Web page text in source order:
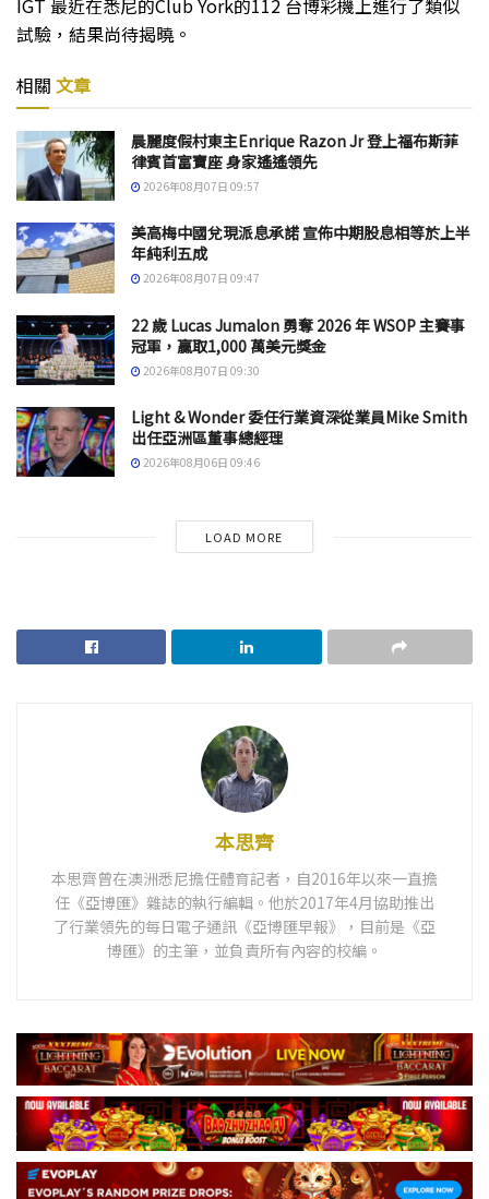
IGT 最近在悉尼的Club York的112 台博彩機上進行了類似
試驗，結果尚待揭曉。
相關 文章
晨麗度假村東主Enrique Razon Jr 登上福布斯菲
律賓首富寶座 身家遙遙領先
2026年08月07日 09:57
美高梅中國兌現派息承諾 宣佈中期股息相等於上半
年純利五成
2026年08月07日 09:47
22 歲 Lucas Jumalon 勇奪 2026 年 WSOP 主賽事
冠軍，贏取1,000 萬美元獎金
2026年08月07日 09:30
Light & Wonder 委任行業資深從業員Mike Smith
出任亞洲區董事總經理
2026年08月06日 09:46
LOAD MORE
本思齊
本思齊曾在澳洲悉尼擔任體育記者，自2016年以來一直擔
任《亞博匯》雜誌的執行編輯。他於2017年4月協助推出
了行業領先的每日電子通訊《亞博匯早報》，目前是《亞
博匯》的主筆，並負責所有內容的校編。